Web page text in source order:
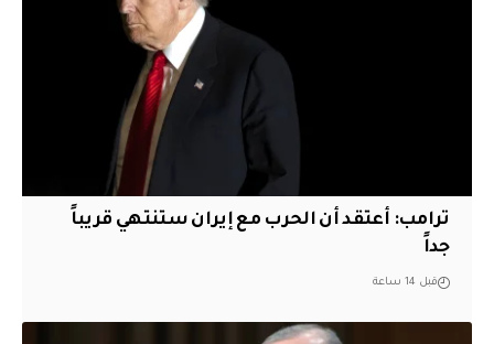
‏ترامب: أعتقد أن الحرب مع إيران ستنتهي قريباً
جداً
قبل 14 ساعة